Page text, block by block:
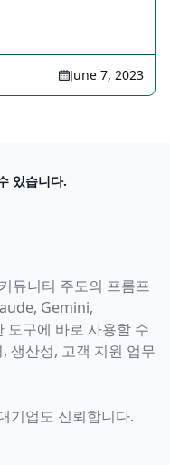
June 7, 2023
있습니다.
뮤니티 주도의 프롬프
Gemini,
구에 바로 사용할 수
생산성, 고객 지원 업무
기업도 신뢰합니다.